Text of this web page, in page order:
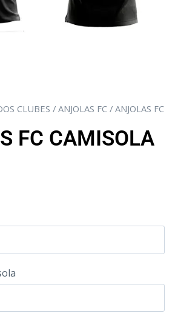
CLUBES / ANJOLAS FC / ANJOLAS FC
FC CAMISOLA